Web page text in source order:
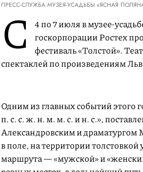
ПРЕСС-СЛУЖБА МУЗЕЯ-УСАДЬБЫ «ЯСНАЯ
С
4 по 7 июля в музее-
госкорпорации Ростех
фестиваль «Толстой».
спектаклей по произведениям
Одним из главных событий этого
п. с. с. ж. н. м. м. с. и н. с.»,
Александровским и
в поле, на территории
маршрута — «мужской» и